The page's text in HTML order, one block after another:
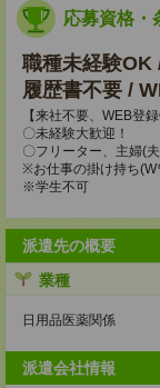
応募資格・
職種未経験OK
履歴書不要 /
【来社不要、WEB登録
〇未経験大歓迎！
〇フリーター、主婦(
※お仕事の掛け持ち(W
※学生不可
派遣先の概要
業種
日用品医薬関係
派遣会社情報